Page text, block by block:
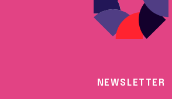
NEWSLETTER